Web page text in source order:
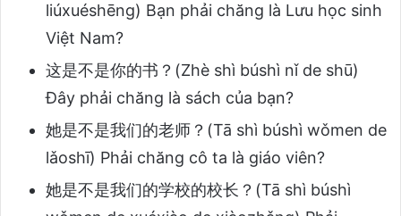
liúxuéshēng) Bạn phải chăng là Lưu học sinh
Việt Nam?
这是不是你的书？(Zhè shì búshì nǐ de shū)
Đây phải chăng là sách của bạn?
她是不是我们的老师？(Tā shì búshì wǒmen de
lǎoshī) Phải chăng cô ta là giáo viên?
她是不是我们的学校的校长？(Tā shì búshì